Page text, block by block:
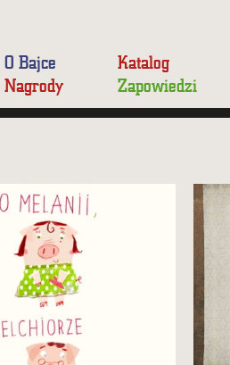
O Bajce
Nagrody
Katalog
Zapowiedzi
uroku bajka dla
(dużych i małych).
graficznym
Pawlaka!
wyczerpany